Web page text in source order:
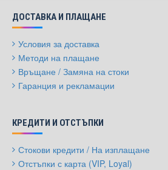
ДОСТАВКА И ПЛАЩАНЕ
Условия за доставка
Методи на плащане
Връщане / Замяна на стоки
Гаранция и рекламации
КРЕДИТИ И ОТСТЪПКИ
Стокови кредити / На изплащане
Отстъпки с карта (VIP, Loyal)